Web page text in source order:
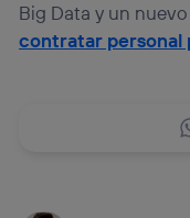
Big Data y un
contratar personal